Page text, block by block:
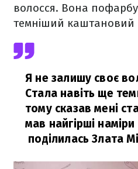
волосся. Вона
темніший каштановий
Я не залишу своє
Стала навіть ще
тому сказав мені
мав найгірші наміри
поділилась Злата